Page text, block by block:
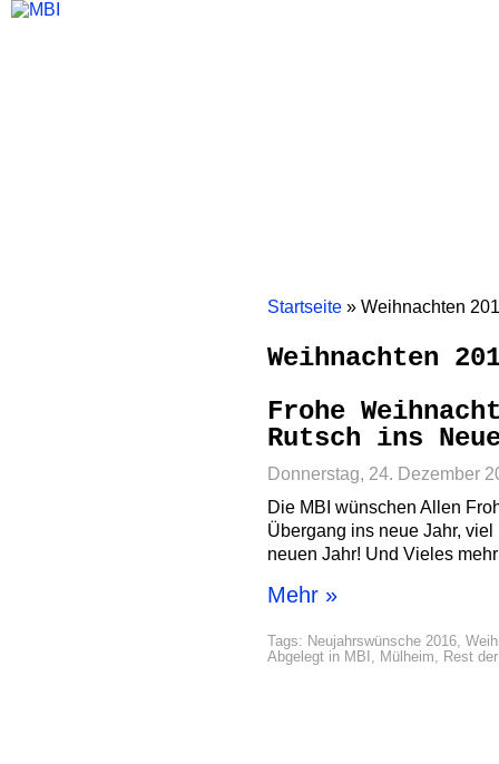
Startseite » Weihnachten
Weihnachten
Frohe
Rutsch ins
Donnerstag, 24. Dezember
Die MBI wünschen Allen
Übergang ins neue Jahr,
neuen Jahr! Und Vieles
Mehr »
Tags: Neujahrswünsche 2016,
Abgelegt in MBI , Mülheim, Rest